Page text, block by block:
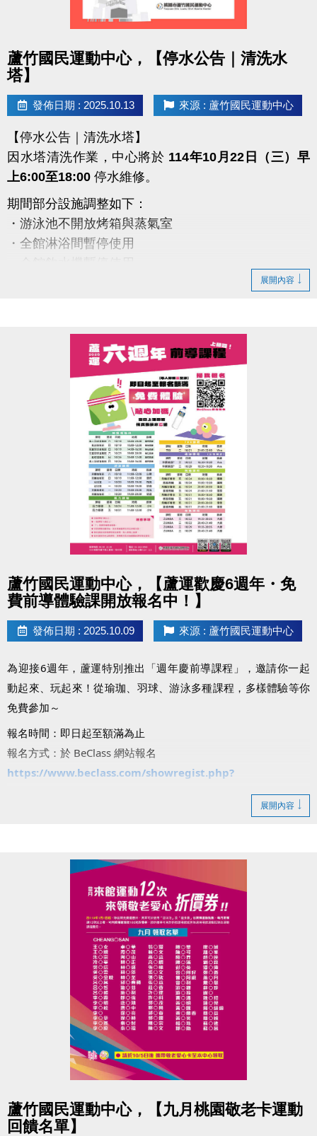
讓運動的能量不斷線，健康持續上線！
本活動由蘆竹國民運動中心主辦，活動辦法與贈品內
容以本中心現場公告為準。
中心保留活動調整、修改及最終解釋之權利。
https://www.facebook.com/profile.php?
id=61581947831365
蘆竹國民運動中心，【停水公告｜清洗水
塔】
發佈日期 : 2025.10.13 來源 : 蘆竹國民運動中心
【停水公告｜清洗水塔】
因水塔清洗作業，中心將於 114年10月22日（三）早
上6:00至18:00 停水維修。
期間部分設施調整如下：
・游泳池不開放烤箱與蒸氣室
・全館淋浴間暫停使用
2.若遇下雨，施工將順延
造成不便，敬請見諒
感謝您的理解與配合
#蘆竹國民運動中心 #停水公告 #清洗水塔
展開內容
蘆竹國民運動中心，【蘆運歡慶6週年・免
費前導體驗課開放報名中！】
發佈日期 : 2025.10.09 來源 : 蘆竹國民運動中心
為迎接6週年，蘆運特別推出「週年慶前導課程」，邀請你一起
動起來、玩起來！從瑜珈、羽球、游泳多種課程，多樣體驗等你
免費參加～
報名時間：即日起至額滿為止
報名方式：於 BeClass 網站報名
https://www.beclass.com/showregist.php?
regist_id=MzA1MDE3YzY4ZTBkNzJmNzdhNzU6U2hvd0Zv
・*號課程請自備瑜珈墊。
・羽球課請自備球拍，游泳課需穿著泳裝並攜帶泳具。
・兒童課程限7歲以上，一般課程限15歲以上。
・每人限報三堂課。
報名即享好禮：課程當日可領取【悅氏瓶裝水乙罐】！
注意事項：若報名後未請假缺席達2次，將暫停後續體驗課報名
動起來迎接6週年，一起體驗運動的快樂吧！
展開內容
蘆竹國民運動中心，【九月桃園敬老卡運動
回饋名單】